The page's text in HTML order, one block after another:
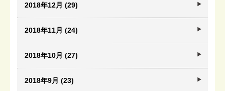
2018年12月 (29)
2018年11月 (24)
2018年10月 (27)
2018年9月 (23)